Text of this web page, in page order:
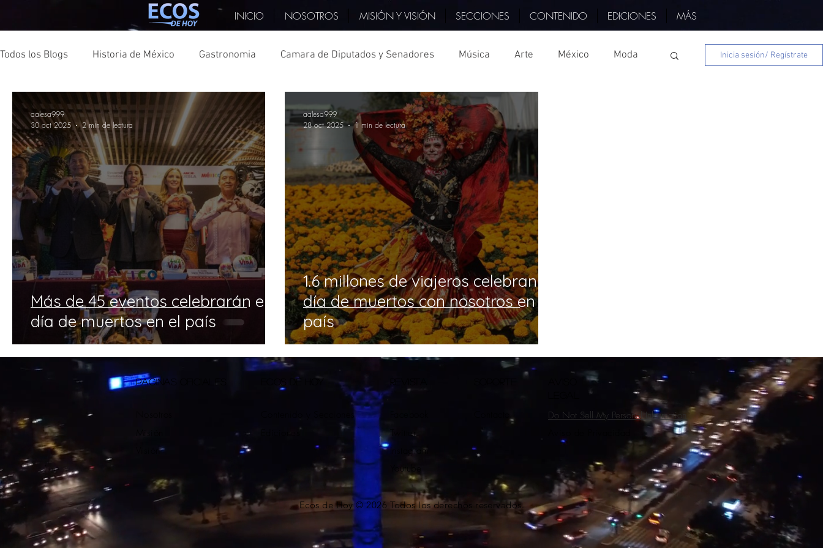
INICIO NOSOTROS MISIÓN Y VISIÓN SECCIONES CONTENIDO EDICIONES MÁS
Todos los Blogs Historia de México Gastronomia Camara de Diputados y Senadores Música Arte México Moda
Turismo CDMX Consúl Turquía PIB Italia Hidalgo
Turismo Sostenible Elecciones Japón Cultura Televisión Museo Veracruz Tlaxcala
China COPARMEX Monterrey
Inicia sesión/ Regístrate
Más de 45 eventos celebrarán el
día de muertos en el país
aalesa999
30 oct 2025
2 min de lectura
1.6 millones de viajeros celebran el
día de muertos con nosotros en el
país
aalesa999
28 oct 2025
1 min de lectura
PAGINAS OFICIALES
Visión
ECOS DE HOY
Contenido y Secciones
Ediciones
REVISTA
Twitter
Do Not Sell My Personal Information
Instagram
Youtube
Ecos de Hoy © 2026 Todos los derechos reservados.